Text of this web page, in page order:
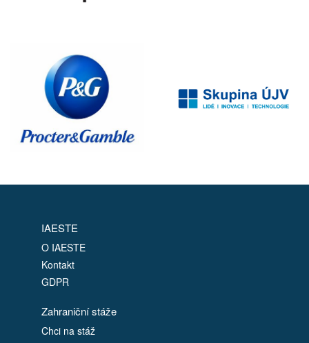
IAESTE
O IAESTE
Kontakt
GDPR
Zahraniční stáže
Chci na stáž